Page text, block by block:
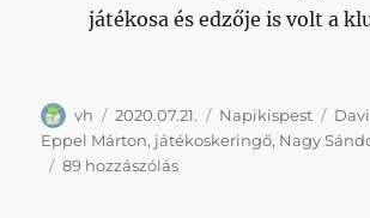
játékosa és edzője is volt a
Szerző
vh Közzétéve
2020.07.21. Kategória
Napikispest
Eppel Márton, játékoskeringő, Nagy
89 hozzászólásNapikispest